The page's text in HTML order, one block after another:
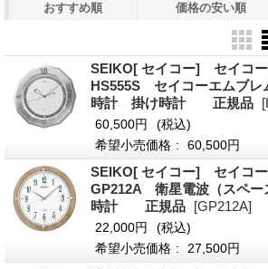
おすすめ順 価格の安い順
SEIKO[ セイコー] セイコ
HS555S セイコーエムブ
時計 掛け時計 正規品
60,500円
(税込)
希望小売価格 : 60,500円
SEIKO[ セイコー] セイコ
GP212A 衛星電波（スペー
時計 正規品 [GP212A]
22,000円
(税込)
希望小売価格 : 27,500円